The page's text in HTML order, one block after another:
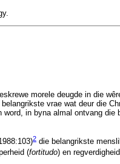
morele deugde in die
vrae wat deur die
in byna almal ontvang die
2 die belangrikste
(fortitudo) en